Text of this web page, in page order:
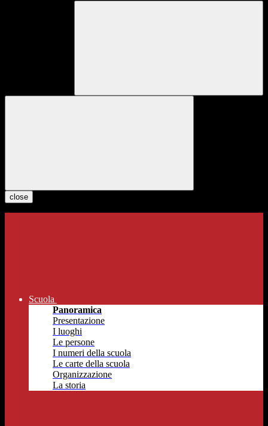
close
Scuola
Panoramica
Presentazione
I luoghi
Le persone
I numeri della scuola
Le carte della scuola
Organizzazione
La storia